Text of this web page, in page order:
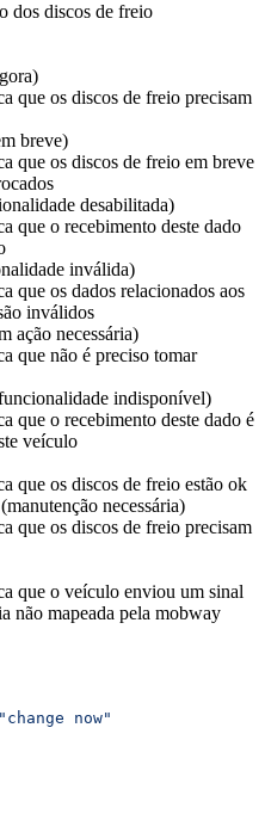
dos discos de freio
que os discos de freio precisam
breve)
que os discos de freio em breve
desabilitada)
que o recebimento deste dado
inválida)
que os dados relacionados aos
inválidos
ação necessária)
que não é preciso tomar
indisponível)
que o recebimento deste dado é
veículo
que os discos de freio estão ok
necessária)
que os discos de freio precisam
que o veículo enviou um sinal
não mapeada pela mobway
"change now"